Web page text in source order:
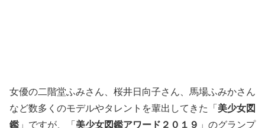
女優の二階堂ふみさん、桜井日向子さん、馬場ふみかさん
など数多くのモデルやタレントを輩出してきた「 美少女図
鑑 」ですが、「 美少女図鑑アワード２０１９ 」のグランプ